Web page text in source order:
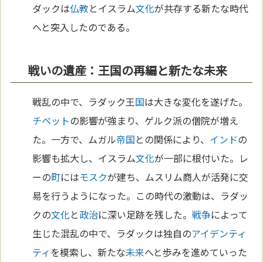
ダックは仏教とイスラム文化が共存する新たな時代
へと突入したのである。
戦いの遺産：王国の再編と新たな未来
戦乱の中で、ラダック王国は大きな変化を遂げた。
チベットの影響が強まり、ゲルク派の僧院が増え
た。一方で、ムガル帝国との関係により、 インドの
影響も拡大し、イスラム文化が一部に根付いた。レ
ーの町にはモスクが建ち、ムスリム商人が活発に交
易を行うようになった。この時代の激動は、ラダッ
クの文化と政治に深い足跡を残した。戦争によって
生じた混乱の中で、ラダックは独自のアイデンティ
ティを模索し、新たな未来へと歩みを進めていった